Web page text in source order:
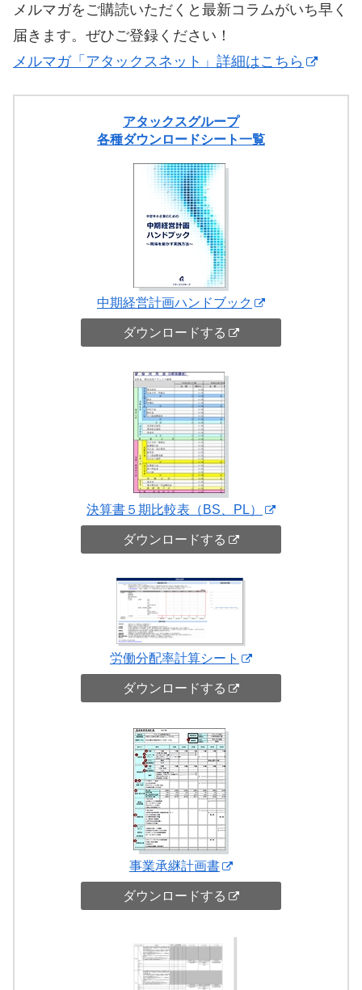
メルマガをご購読いただくと最新コラムがいち早く
届きます。ぜひご登録ください！
メルマガ「アタックスネット」詳細はこちら
アタックスグループ
各種ダウンロードシート一覧
中期経営計画ハンドブック
ダウンロードする
決算書５期比較表（BS、PL）
ダウンロードする
労働分配率計算シート
ダウンロードする
事業承継計画書
ダウンロードする